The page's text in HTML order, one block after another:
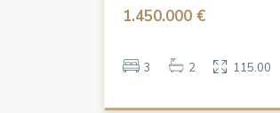
1.450.000 €
3 2 115.00